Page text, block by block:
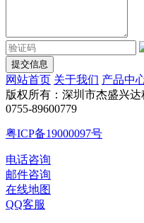
提交信息
网站首页 关于我们 产品中
版权所有：深圳市杰盛兴达
0755-89600779
粤ICP备19000097号
电话咨询
邮件咨询
在线地图
QQ客服